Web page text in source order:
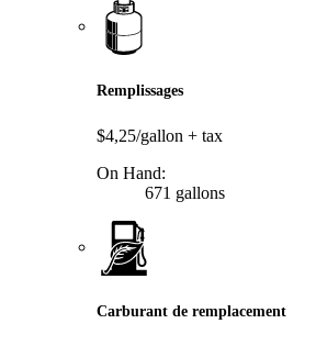
Remplissages
$4,25/gallon + tax
On Hand:
671 gallons
Carburant de remplacement